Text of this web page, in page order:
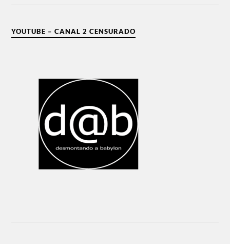
YOUTUBE – CANAL 2 CENSURADO